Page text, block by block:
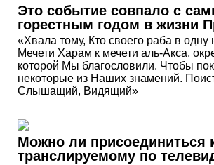
Это событие совпало с
«Хвала тому, Кто своего раба в одну
Мечети Харам к мечети аль-Акса,
которой Мы благословили. Чтобы
некоторые из Наших знамений.
Слышащий, Видящий»
Можно ли присоединиться
транслируемому по